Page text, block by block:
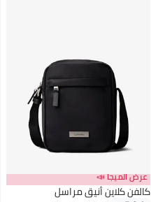
عرض الميجا 📣
كالفن كلاين أنيق مراسل